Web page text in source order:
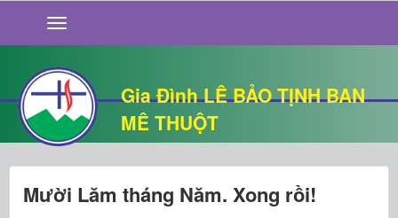
Gia Đình LÊ BẢO TỊNH BAN
MÊ THUỘT
GIỚI THIỆU
TIN TỨC
SỐNG ĐẠO
CHUYỆN NHÀ
QUÁN VĂN
THƯ GIÃN
Mười Lăm tháng Năm. Xong rồi!